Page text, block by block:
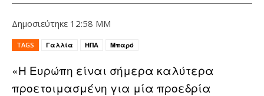
Δημοσιεύτηκε 12:58 ΜΜ
TAGS Γαλλία ΗΠΑ Μπαρό
«Η Ευρώπη είναι σήμερα καλύτερα
προετοιμασμένη για μία προεδρία